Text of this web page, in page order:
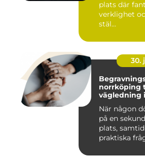
plats där
verklighet
stäl...
30.
norrköping trygg
vägledning
När någon
på en
plats,
praktiska